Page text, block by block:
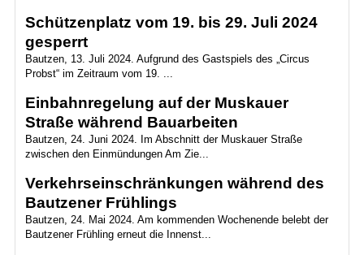
Schützenplatz vom 19. bis 29. Juli 2024
gesperrt
Bautzen, 13. Juli 2024. Aufgrund des Gastspiels des „Circus
Probst“ im Zeitraum vom 19. ...
Einbahnregelung auf der Muskauer
Straße während Bauarbeiten
Bautzen, 24. Juni 2024. Im Abschnitt der Muskauer Straße
zwischen den Einmündungen Am Zie...
Verkehrseinschränkungen während des
Bautzener Frühlings
Bautzen, 24. Mai 2024. Am kommenden Wochenende belebt der
Bautzener Frühling erneut die Innenst...